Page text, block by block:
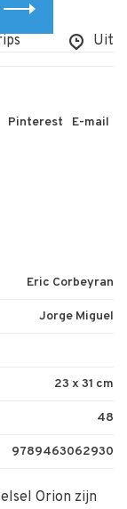
Uit
Pinterest E-mail
Eric Corbeyran
Jorge Miguel
23 x 31 cm
48
9789463062930
Orion zijn